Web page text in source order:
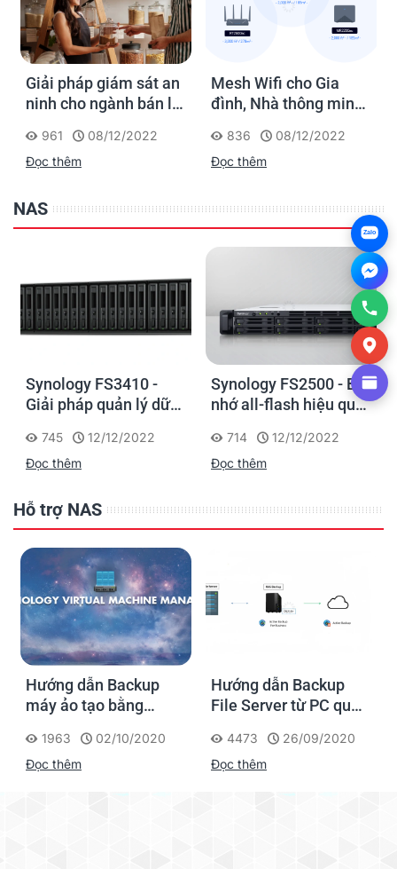
Giải pháp giám sát an
ninh cho ngành bán lẻ
961
08/12/2022
Đọc thêm
Mesh Wifi cho Gia
đình, Nhà thông minh
phòng nhỏ
836
08/12/2022
Đọc thêm
NAS
Synology FS3410 -
Giải pháp quản lý dữ
kiệm chi phí cho
doanh nghiệp vừa và
745
12/12/2022
Đọc thêm
Synology FS2500 - Bộ
nhớ all-flash hiệu quả
doanh nghiệp vừa và
nhỏ
714
12/12/2022
Đọc thêm
Hỗ trợ NAS
Hướng dẫn Backup
máy ảo tạo bằng
Manager trong NAS
Synology
1963
02/10/2020
Đọc thêm
Hướng dẫn Backup
File Server từ PC qua
4473
26/09/2020
Đọc thêm
Zalo